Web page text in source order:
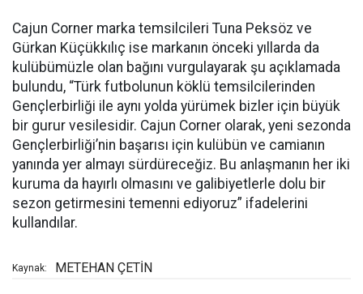
Cajun Corner marka temsilcileri Tuna Peksöz ve
Gürkan Küçükkılıç ise markanın önceki yıllarda da
kulübümüzle olan bağını vurgulayarak şu açıklamada
bulundu, “Türk futbolunun köklü temsilcilerinden
Gençlerbirliği ile aynı yolda yürümek bizler için büyük
bir gurur vesilesidir. Cajun Corner olarak, yeni sezonda
Gençlerbirliği’nin başarısı için kulübün ve camianın
yanında yer almayı sürdüreceğiz. Bu anlaşmanın her iki
kuruma da hayırlı olmasını ve galibiyetlerle dolu bir
sezon getirmesini temenni ediyoruz” ifadelerini
kullandılar.
Kaynak: METEHAN ÇETİN